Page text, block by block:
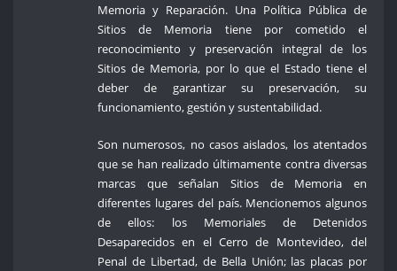
Memoria y Reparación. Una Política Pública de
Sitios de Memoria tiene por cometido el
reconocimiento y preservación integral de los
Sitios de Memoria, por lo que el Estado tiene el
deber de garantizar su preservación, su
funcionamiento, gestión y sustentabilidad.
Son numerosos, no casos aislados, los atentados
que se han realizado últimamente contra diversas
marcas que señalan Sitios de Memoria en
diferentes lugares del país. Mencionemos algunos
de ellos: los Memoriales de Detenidos
Desaparecidos en el Cerro de Montevideo, del
Penal de Libertad, de Bella Unión; las placas por